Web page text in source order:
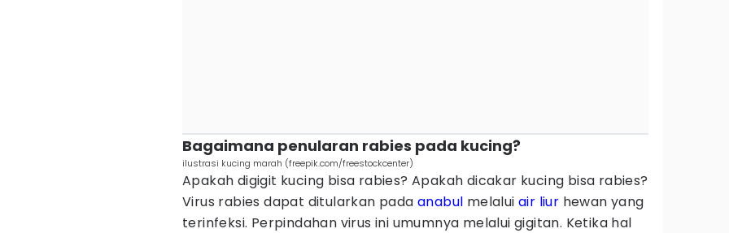
Bagaimana penularan rabies pada kucing?
ilustrasi kucing marah (freepik.com/freestockcenter)
Apakah digigit kucing bisa rabies? Apakah dicakar kucing bisa rabies?
Virus rabies dapat ditularkan pada anabul melaluiair liur hewan yang
terinfeksi. Perpindahan virus ini umumnya melalui gigitan. Ketika hal